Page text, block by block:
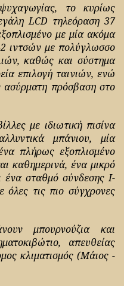
το κυρίως
LCD τηλεόραση 37
με μία ακόμα
ιντσών με πολύγλωσσο
καθώς και σύστημα
επιλογή ταινιών, ενώ
ασύρματη πρόσβαση στο
με ιδιωτική πισίνα
μπάνιου, μία
πλήρως εξοπλισμένο
καθημερινά, ένα μικρό
σταθμό σύνδεσης I-
όλες τις πιο σύγχρονες
μπουρνούζια και
απευθείας
κλιματισμός (Μάιος -